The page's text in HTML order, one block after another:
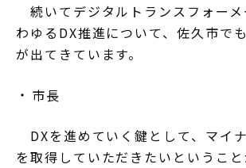
続いてデジタルトランスフォーメ
わゆるDX推進について、佐久市で
が出てきています。
市長
DXを進めていく鍵として、マイ
を取得していただきたいというこ